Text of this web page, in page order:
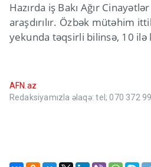
Hazırda iş Bakı Ağır
araşdırılır. Özbək mütəhim
yekunda təqsirli bilinsə, 10
AFN.az
Redaksiyamızla əlaqə: tel; 070 372